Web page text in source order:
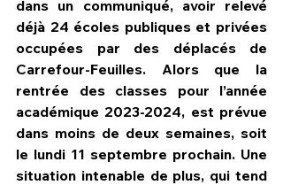
dans un communiqué, avoir relevé
déjà 24 écoles publiques et privées
occupées par des déplacés de
Carrefour-Feuilles. Alors que la
rentrée des classes pour l’année
académique 2023-2024, est prévue
dans moins de deux semaines, soit
le lundi 11 septembre prochain. Une
situation intenable de plus, qui tend